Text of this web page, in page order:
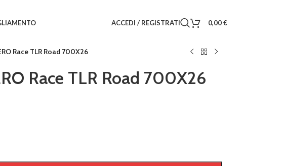
ACCEDI / REGISTRATI 0,00€
Race TLR Road 700X26
Race TLR Road 700X26